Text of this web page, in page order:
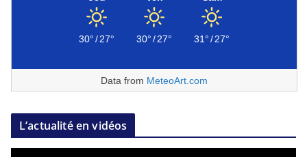
30°/27° 30°/27° 31°/27°
Data from MeteoArt.com
L’actualité en vidéos